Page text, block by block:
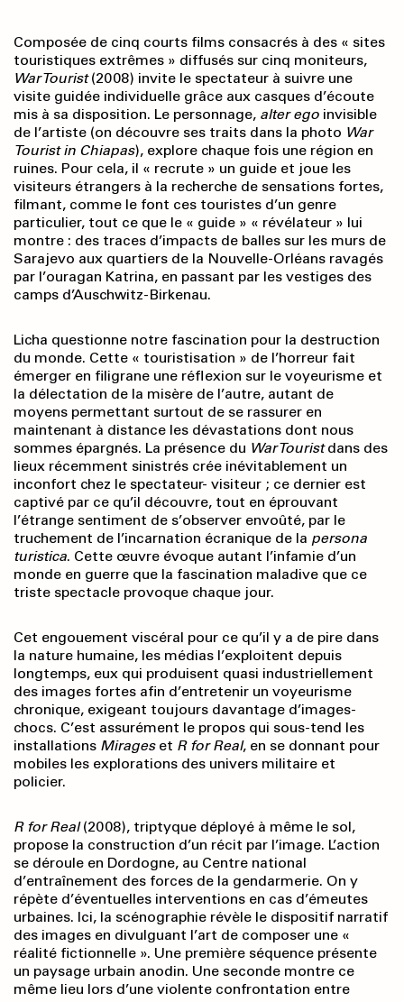
Composée de cinq courts films consacrés à des « sites
touristiques extrêmes » diffusés sur cinq moniteurs,
War Tourist(2008) invite le spectateur à suivre une
visite guidée individuelle grâce aux casques d’écoute
mis à sa disposition. Le personnage, alter ego invisible
de l’artiste (on découvre ses traits dans la photo War
Touristin Chiapas), explore chaque fois une région en
ruines. Pour cela, il « recrute » un guide et joue les
visiteurs étrangers à la recherche de sensations fortes,
filmant, comme le font ces touristes d’un genre
particulier, tout ce que le « guide » « révélateur » lui
montre : des traces d’impacts de balles sur les murs de
Sarajevo aux quartiers de la Nouvelle-Orléans ravagés
par l’ouragan Katrina, en passant par les vestiges des
camps d’Auschwitz-Birkenau.
Licha questionne notre fascination pour la destruction
du monde. Cette « touristisation » de l’horreur fait
émerger en filigrane une réflexion sur le voyeurisme et
la délectation de la misère de l’autre, autant de
moyens permettant surtout de se rassurer en
maintenant à distance les dévastations dont nous
sommes épargnés. La présence du War Touristdans des
lieux récemment sinistrés crée inévitablement un
inconfort chez le spectateur- visiteur ; ce dernier est
captivé par ce qu’il découvre, tout en éprouvant
l’étrange sentiment de s’observer envoûté, par le
truchement de l’incarnation écranique de la persona
turistica. Cette œuvre évoque autant l’infamie d’un
monde en guerre que la fascination maladive que ce
triste spectacle provoque chaque jour.
Cet engouement viscéral pour ce qu’il y a de pire dans
la nature humaine, les médias l’exploitent depuis
longtemps, eux qui produisent quasi industriellement
des images fortes afin d’entretenir un voyeurisme
chronique, exigeant toujours davantage d’images-
chocs. C’est assurément le propos qui sous-tend les
installations Mirageset R for Real, en se donnant pour
mobiles les explorations des univers militaire et
policier.
R for Real(2008), triptyque déployé à même le sol,
propose la construction d’un récit par l’image. L’action
se déroule en Dordogne, au Centre national
d’entraînement des forces de la gendarmerie. On y
répète d’éventuelles interventions en cas d’émeutes
urbaines. Ici, la scénographie révèle le dispositif narratif
des images en divulguant l’art de composer une «
réalité fictionnelle ». Une première séquence présente
un paysage urbain anodin. Une seconde montre ce
même lieu lors d’une violente confrontation entre